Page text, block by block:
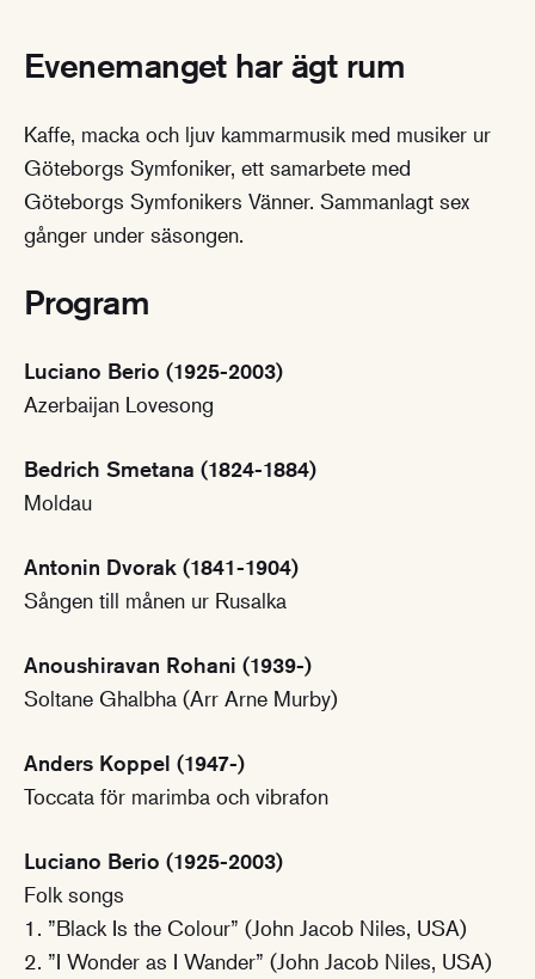
Evenemanget har ägt rum
Kaffe, macka och ljuv kammarmusik med musiker ur
Göteborgs Symfoniker, ett samarbete med
Göteborgs Symfonikers Vänner. Sammanlagt sex
gånger under säsongen.
Program
Luciano Berio (1925-2003)
Azerbaijan Lovesong
Bedrich Smetana (1824-1884)
Moldau
Antonin Dvorak (1841-1904)
Sången till månen ur Rusalka
Anoushiravan Rohani (1939-)
Soltane Ghalbha (Arr Arne Murby)
Anders Koppel (1947-)
Toccata för marimba och vibrafon
Luciano Berio (1925-2003)
Folk songs
1. ”Black Is the Colour” (John Jacob Niles, USA)
2. ”I Wonder as I Wander” (John Jacob Niles, USA)